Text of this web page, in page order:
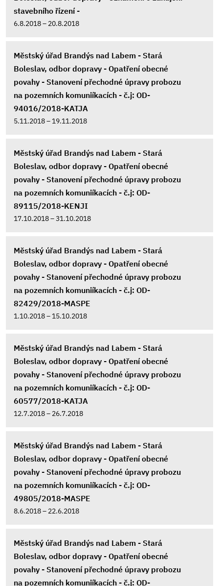
stavebního řízení -
6.8.2018 – 20.8.2018
Městský úřad Brandýs nad Labem - Stará
Boleslav, odbor dopravy - Opatření obecné
povahy - Stanovení přechodné úpravy probozu
na pozemních komuniíkacích - č.j: OD-
94016/2018-KATJA
5.11.2018 – 19.11.2018
Městský úřad Brandýs nad Labem - Stará
Boleslav, odbor dopravy - Opatření obecné
povahy - Stanovení přechodné úpravy probozu
na pozemních komuniíkacích - č.j: OD-
89115/2018-KENJI
17.10.2018 – 31.10.2018
Městský úřad Brandýs nad Labem - Stará
Boleslav, odbor dopravy - Opatření obecné
povahy - Stanovení přechodné úpravy probozu
na pozemních komuniíkacích - č.j: OD-
82429/2018-MASPE
1.10.2018 – 15.10.2018
Městský úřad Brandýs nad Labem - Stará
Boleslav, odbor dopravy - Opatření obecné
povahy - Stanovení přechodné úpravy probozu
na pozemních komuniíkacích - č.j: OD-
60577/2018-KATJA
12.7.2018 – 26.7.2018
Městský úřad Brandýs nad Labem - Stará
Boleslav, odbor dopravy - Opatření obecné
povahy - Stanovení přechodné úpravy probozu
na pozemních komuniíkacích - č.j: OD-
49805/2018-MASPE
8.6.2018 – 22.6.2018
Městský úřad Brandýs nad Labem - Stará
Boleslav, odbor dopravy - Opatření obecné
povahy - Stanovení přechodné úpravy probozu
na pozemních komuniíkacích - č.j: OD-